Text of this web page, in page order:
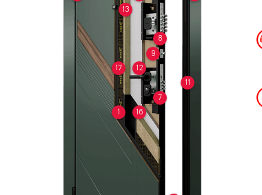
1
7
8
9
11
12
13
16
17